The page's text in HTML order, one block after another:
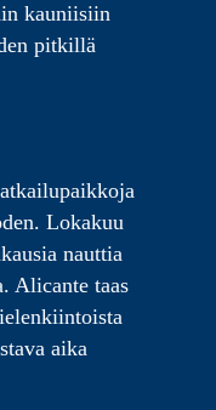
kauniisiin
pitkillä
Lokakuu
nauttia
Alicante taas
aika